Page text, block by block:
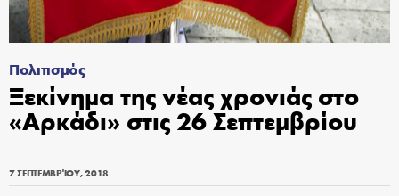
Πολιτισμός
Ξεκίνημα της νέας χρονιάς στο
«Αρκάδι» στις 26 Σεπτεμβρίου
7 ΣΕΠΤΕΜΒΡΊΟΥ, 2018